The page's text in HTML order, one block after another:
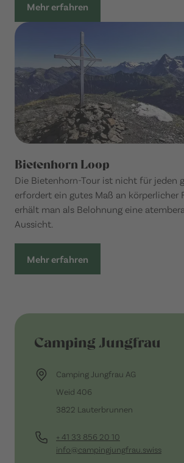
Mehr erfahren
Bietenhorn Loop
Die Bietenhorn-Tour ist nicht für jeden
erfordert ein gutes Maß an körperlicher
erhält man als Belohnung eine
Aussicht.
Mehr erfahren
Camping Jungfrau
Camping Jungfrau AG
Weid 406
3822 Lauterbrunnen
+ 41 33 856 20 10
info@campingjungfrau.swiss